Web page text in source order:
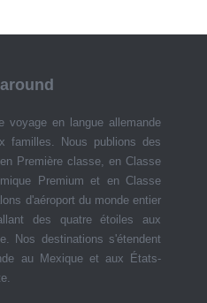
voyage en langue allemande
familles. Nous publions des
Première classe, en Classe
Premium et en Classe
d'aéroport du monde entier
des quatre étoiles aux
Nos destinations s'étendent
au Mexique et aux États-